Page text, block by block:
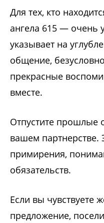
Для тех, кто
ангела 615 — очень
указывает на
общение,
прекрасные
вместе.
Отпустите
вашем партнерстве.
примирения,
обязательств.
Если вы чувствуете
предложение,